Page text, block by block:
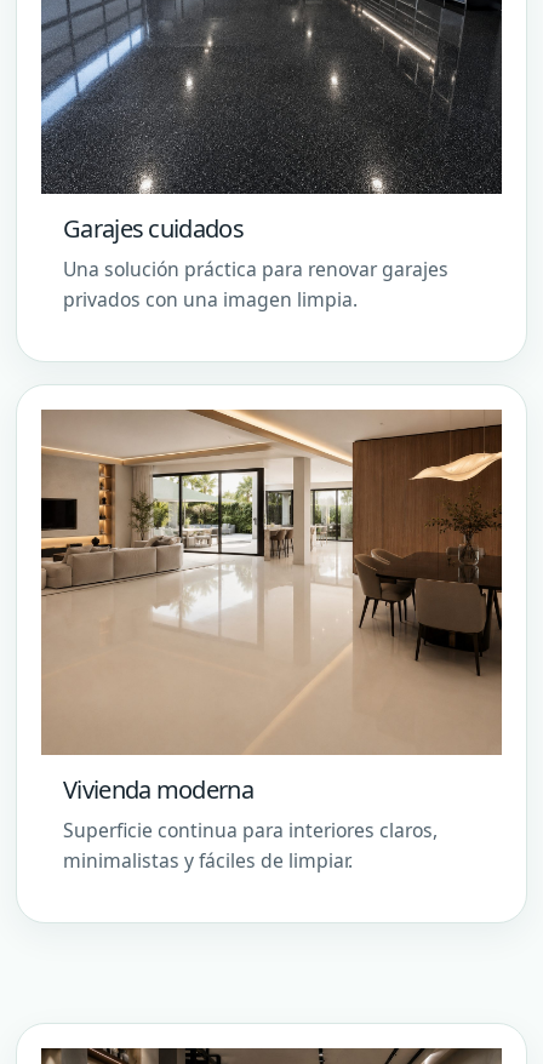
Garajes cuidados
Una solución práctica para renovar garajes
privados con una imagen limpia.
Vivienda moderna
Superficie continua para interiores claros,
minimalistas y fáciles de limpiar.